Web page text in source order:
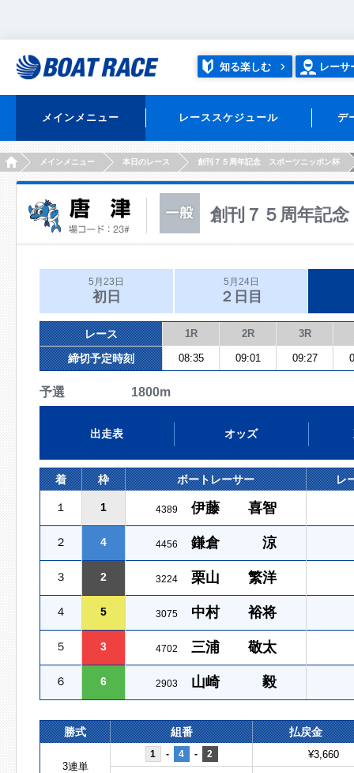
知る楽しむ レーサ
メインメニュー レーススケジュール デ
HOMEメインメニュー 本日のレース 創刊７５周年記念 スポーツニッポン杯
創刊７５周年記
5月23日
初日
5月24日
２日目
レース 1R 2R 3R
締切予定時刻 08:35 09:01 09:27
予選 1800m
出走表 オッズ
着 枠 ボートレーサー レ
１ 1 4389 伊藤 喜智
２ 4 4456 鎌倉 涼
３ 2 3224 栗山 繁洋
４ 5 3075 中村 裕将
５ 3 4702 三浦 敬太
６ 6 2903 山崎 毅
勝式 組番 払戻金
3連単
1 - 4 - 2 ¥3,660